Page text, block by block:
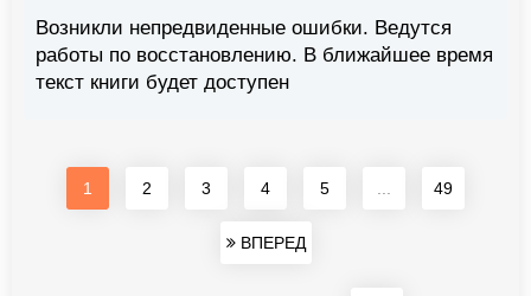
Возникли непредвиденные ошибки. Ведутся
работы по восстановлению. В ближайшее время
текст книги будет доступен
1 2 3 4 5 49
ВПЕРЕД